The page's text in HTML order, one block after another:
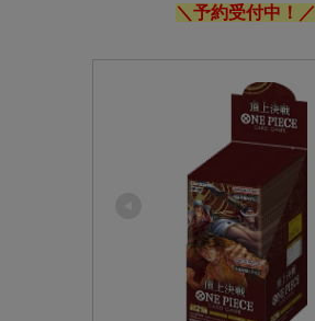
＼予約受付中！／